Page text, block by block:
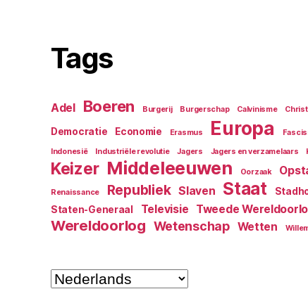
Tags
Adel Boeren Burgerij Burgerschap Calvinisme
Democratie Economie Erasmus Europa
Indonesië Industriële revolutie Jagers Jagers en verzamelaars
Keizer Middeleeuwen Oorzaak
Renaissance Republiek Slaven Staat
Staten-Generaal Televisie Tweede
Wereldoorlog Wetenschap Wetten
Kies
een